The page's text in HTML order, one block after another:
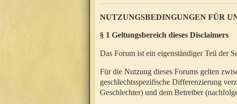
NUTZUNGSBEDINGUNGEN FÜR
§ 1 Geltungsbereich dieses Disclaimers
Das Forum ist ein eigenständiger Teil der
Für die Nutzung dieses Forums gelten
geschlechtsspezifische Differenzierung
Geschlechter) und dem Betreiber